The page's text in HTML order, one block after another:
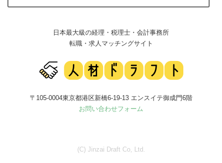
日本最大級の経理・税理士・会計事務所
転職・求人マッチングサイト
〒105-0004東京都港区新橋6-19-13 エンスイテ御成門6階
お問い合わせフォーム
(C) Jinzai Draft Co, Ltd.